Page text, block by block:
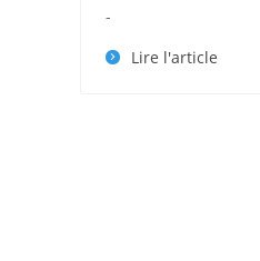
-
Lire l'article